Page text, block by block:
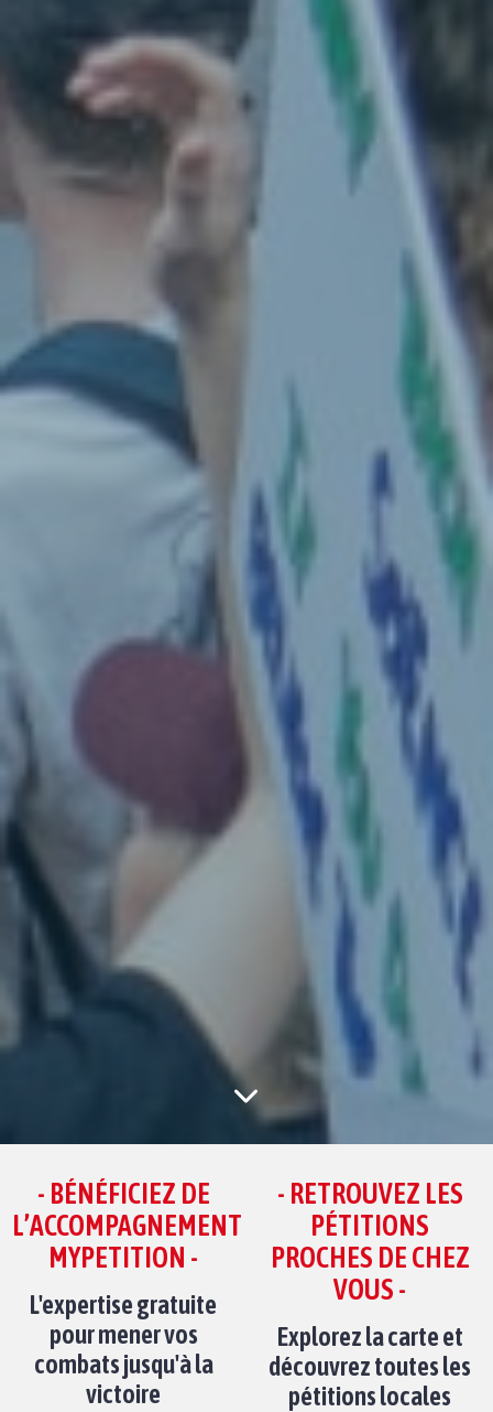
- BÉNÉFICIEZ DE
L’ACCOMPAGNEMENT
MYPETITION -
L'expertise gratuite
pour mener vos
combats jusqu'à la
victoire
- RETROUVEZ LES
PÉTITIONS
PROCHES DE CHEZ
VOUS -
Explorez la carte et
découvrez toutes les
pétitions locales